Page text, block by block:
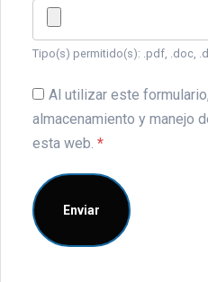
Tipo(s) permitido(s): .pdf, .doc,
Al utilizar este
almacenamiento y manejo
esta web. *